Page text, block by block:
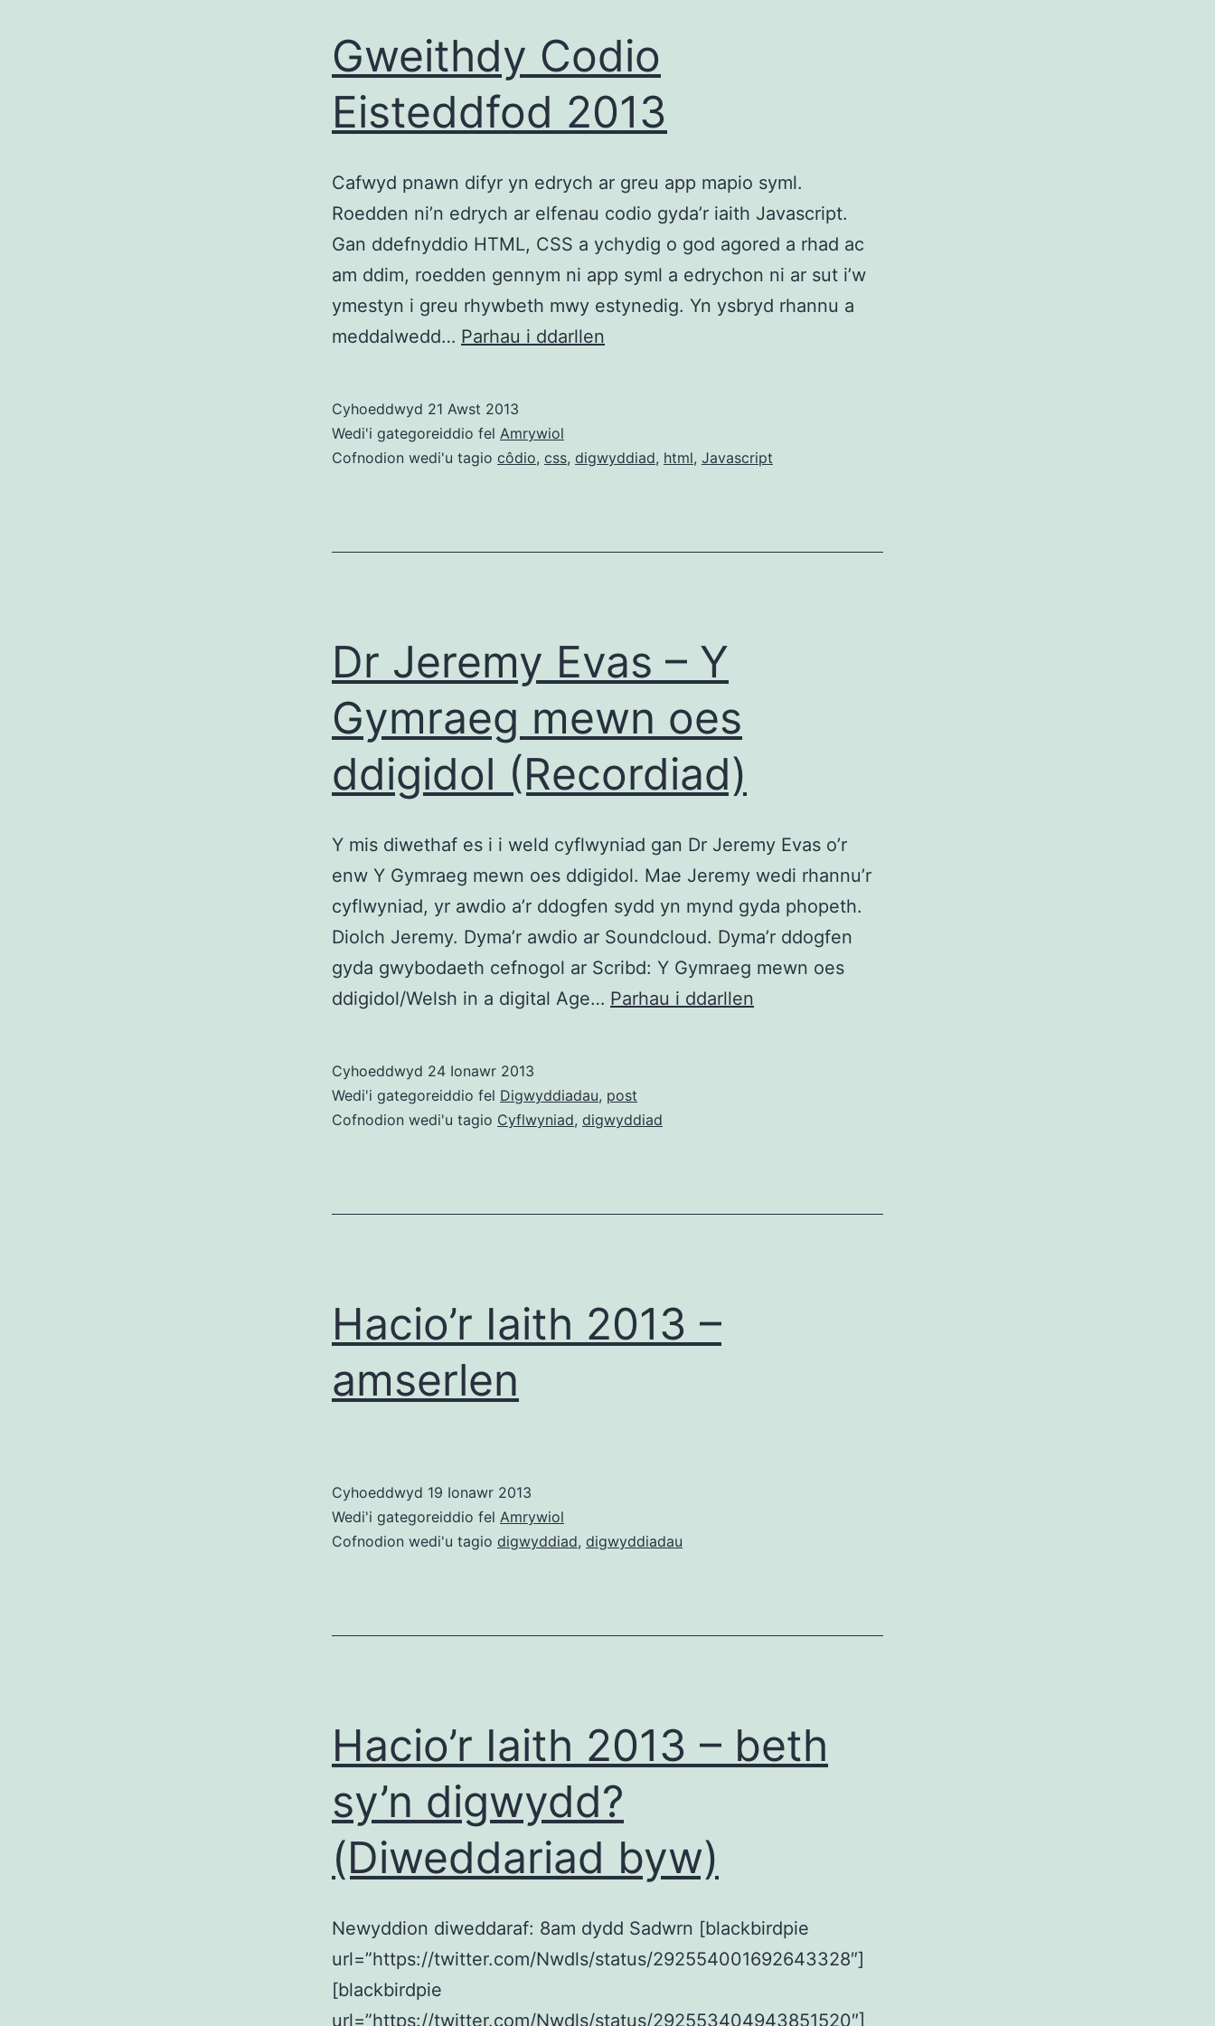
ar
gyfer
Hacio
Gweithdy Codio
Eisteddfod 2013
Cafwyd pnawn difyr yn edrych ar greu app mapio syml.
Roedden ni’n edrych ar elfenau codio gyda’r iaith Javascript.
Gan ddefnyddio HTML, CSS a ychydig o god agored a rhad ac
am ddim, roedden gennym ni app syml a edrychon ni ar sut i’w
ymestyn i greu rhywbeth mwy estynedig. Yn ysbryd rhannu a
meddalwedd… Parhau i ddarllen
Cyhoeddwyd 21 Awst 2013
Wedi'i gategoreiddio fel Amrywiol
Cofnodion wedi'u tagio côdio, css, digwyddiad, html, Javascript
Dr Jeremy Evas – Y
Gymraeg mewn oes
ddigidol (Recordiad)
Y mis diwethaf es i i weld cyflwyniad gan Dr Jeremy Evas o’r
enw Y Gymraeg mewn oes ddigidol. Mae Jeremy wedi rhannu’r
cyflwyniad, yr awdio a’r ddogfen sydd yn mynd gyda phopeth.
Diolch Jeremy. Dyma’r awdio ar Soundcloud. Dyma’r ddogfen
gyda gwybodaeth cefnogol ar Scribd: Y Gymraeg mewn oes
ddigidol/Welsh in a digital Age… Parhau i ddarllen
oes
Cyhoeddwyd 24 Ionawr 2013
Wedi'i gategoreiddio fel Digwyddiadau, post
Cofnodion wedi'u tagio Cyflwyniad, digwyddiad
Hacio’r Iaith 2013 –
amserlen
Cyhoeddwyd 19 Ionawr 2013
Wedi'i gategoreiddio fel Amrywiol
Cofnodion wedi'u tagio digwyddiad, digwyddiadau
Hacio’r Iaith 2013 – beth
sy’n digwydd?
(Diweddariad byw)
Newyddion diweddaraf: 8am dydd Sadwrn [blackbirdpie
url=”https://twitter.com/Nwdls/status/292554001692643328″]
[blackbirdpie
url=”https://twitter.com/Nwdls/status/292553404943851520″]